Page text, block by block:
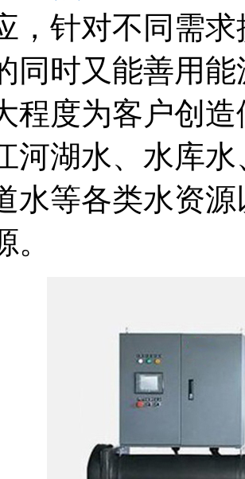
，针对不同需
同时又能善用
程度为客户创
河湖水、水库
水等各类水资